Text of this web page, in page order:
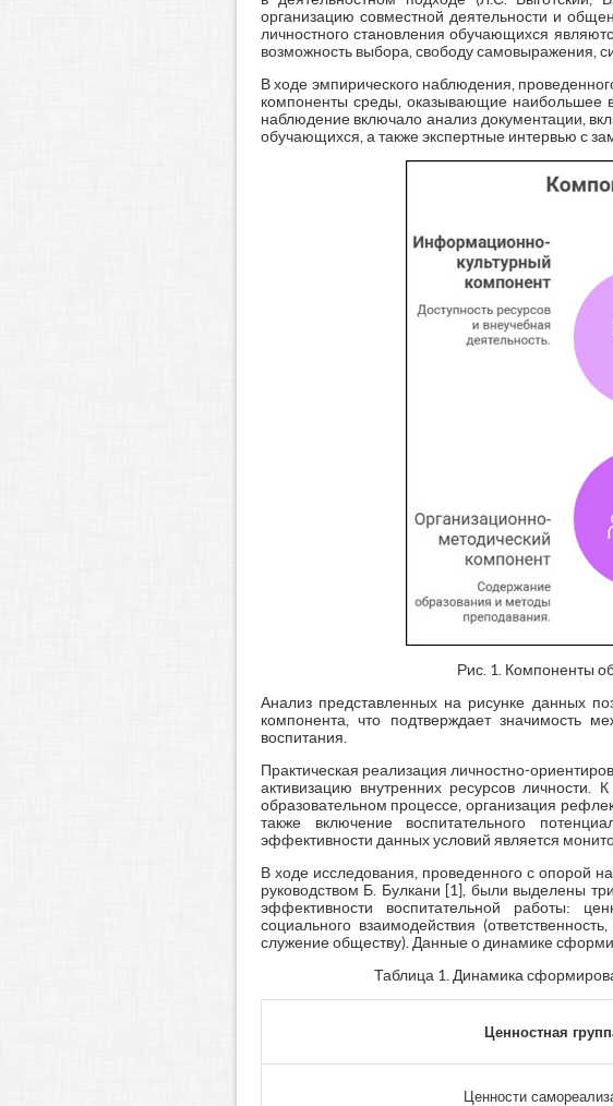
организацию совместной деятельности и
личностного становления обучающихся
возможность выбора, свободу самовыражения,
В ходе эмпирического наблюдения,
компоненты среды, оказывающие наибольшее
наблюдение включало анализ документации,
обучающихся, а также экспертные интервью с
Рис. 1. Компоненты
Анализ представленных на рисунке данных
компонента, что подтверждает значимость
воспитания.
Практическая реализация личностно-
активизацию внутренних ресурсов личности.
образовательном процессе, организация
также включение воспитательного
эффективности данных условий является
В ходе исследования, проведенного с опорой
руководством Б. Булкани [1], были выделены
эффективности воспитательной работы:
социального взаимодействия
служение обществу). Данные о динамике
Таблица 1. Динамика
Ценностная
Ценности